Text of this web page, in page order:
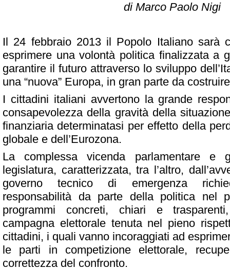
di Marco Paolo Nigi
Il 24 febbraio 2013 il Popolo Italiano sarà
esprimere una volontà politica finalizzata a
garantire il futuro attraverso lo sviluppo
una “nuova” Europa, in gran parte da
I cittadini italiani avvertono la grande
consapevolezza della gravità della
finanziaria determinatasi per effetto della
globale e dell’Eurozona.
La complessa vicenda parlamentare e
legislatura, caratterizzata, tra l’altro,
governo tecnico di emergenza
responsabilità da parte della politica nel
programmi concreti, chiari e
campagna elettorale tenuta nel pieno
cittadini, i quali vanno incoraggiati ad
le parti in competizione elettorale,
correttezza del confronto.